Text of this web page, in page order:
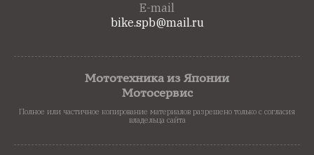
E-mail
bike.spb@mail.ru
Мототехника из Японии
Мотосервис
Полное или частичное копирование материалов разрешено только с согласия
владельца сайта